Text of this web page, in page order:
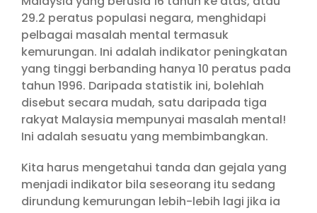
29.2 peratus populasi negara, menghidapi
pelbagai masalah mental termasuk
kemurungan. Ini adalah indikator peningkatan
yang tinggi berbanding hanya 10 peratus pada
tahun 1996. Daripada statistik ini, bolehlah
disebut secara mudah, satu daripada tiga
rakyat Malaysia mempunyai masalah mental!
Ini adalah sesuatu yang membimbangkan.
Kita harus mengetahui tanda dan gejala yang
menjadi indikator bila seseorang itu sedang
dirundung kemurungan lebih-lebih lagi jika ia